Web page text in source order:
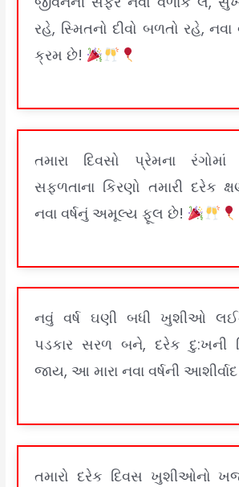
રહે, સ્મિતનો દીવો બળતો રહે,
ક્રમ છે!
તમારા દિવસો પ્રેમના
સફળતાના કિરણો તમારી દરેક
નવા વર્ષનું અમૂલ્ય ફૂલ છે!
નવું વર્ષ ઘણી બધી ખુશીઓ
પડકાર સરળ બને, દરેક દુ:ખની
જાય, આ મારા નવા વર્ષની
તમારો દરેક દિવસ ખુશીઓનો